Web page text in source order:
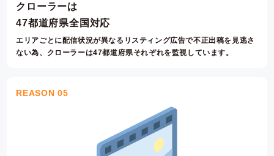
クローラーは
47都道府県全国対応
エリアごとに配信状況が異なるリスティング広告で不正出稿を見逃さ
ない為、クローラーは47都道府県それぞれを監視しています。
REASON 05